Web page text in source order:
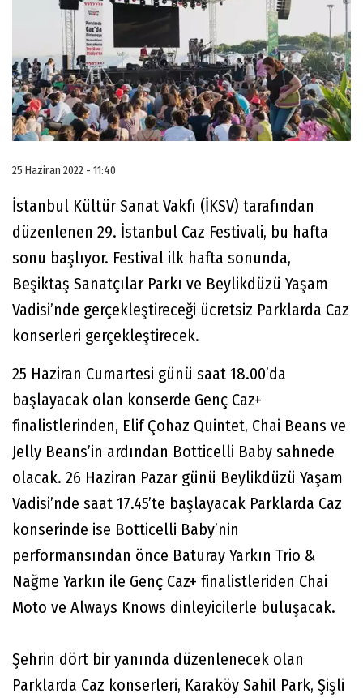
25 Haziran 2022 - 11:40
İstanbul Kültür Sanat Vakfı (İKSV) tarafından
düzenlenen 29. İstanbul Caz Festivali, bu hafta
sonu başlıyor. Festival ilk hafta sonunda,
Beşiktaş Sanatçılar Parkı ve Beylikdüzü Yaşam
Vadisi’nde gerçekleştireceği ücretsiz Parklarda Caz
konserleri gerçekleştirecek.
25 Haziran Cumartesi günü saat 18.00’da
başlayacak olan konserde Genç Caz+
finalistlerinden, Elif Çohaz Quintet, Chai Beans ve
Jelly Beans’in ardından Botticelli Baby sahnede
olacak. 26 Haziran Pazar günü Beylikdüzü Yaşam
Vadisi’nde saat 17.45’te başlayacak Parklarda Caz
konserinde ise Botticelli Baby’nin
performansından önce Baturay Yarkın Trio &
Nağme Yarkın ile Genç Caz+ finalistleriden Chai
Moto ve Always Knows dinleyicilerle buluşacak.
Şehrin dört bir yanında düzenlenecek olan
Parklarda Caz konserleri, Karaköy Sahil Park, Şişli